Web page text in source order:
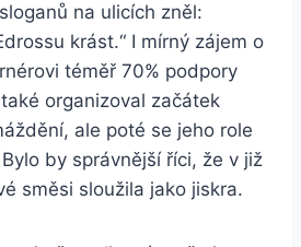
na ulicích zněl:
krást.“ I mírný zájem o
téměř 70% podpory
organizoval začátek
ale poté se jeho role
by správnější říci, že v již
směsi sloužila jako jiskra.